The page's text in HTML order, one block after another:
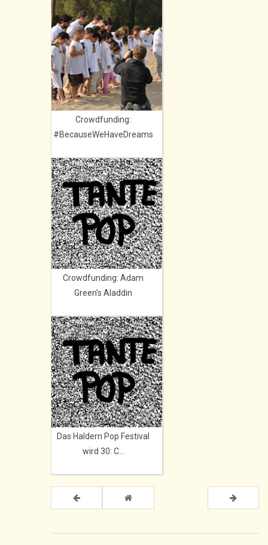
Crowdfunding:
#BecauseWeHaveDreams
Crowdfunding: Adam
Green's Aladdin
Das Haldern Pop Festival
wird 30: C...